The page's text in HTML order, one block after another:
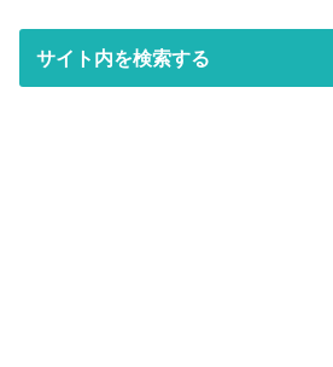
サイト内を検索する